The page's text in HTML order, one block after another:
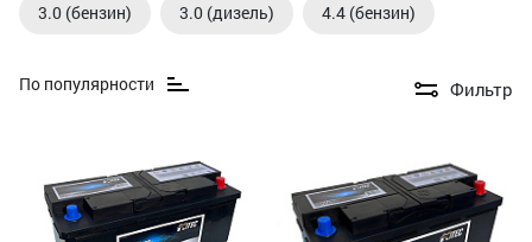
3.0 (бензин) 3.0 (дизель) 4.4 (бензин)
По популярности Фильтр